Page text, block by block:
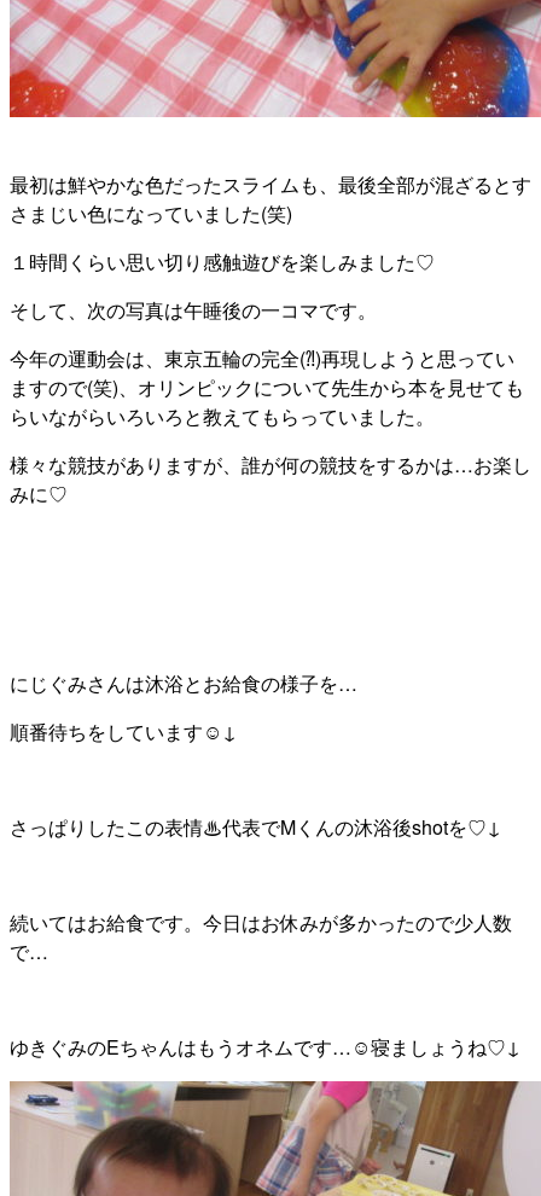
最初は鮮やかな色だったスライムも、最後全部が混ざるとす
さまじい色になっていました(笑)
１時間くらい思い切り感触遊びを楽しみました♡
そして、次の写真は午睡後の一コマです。
今年の運動会は、東京五輪の完全(⁈)再現しようと思ってい
ますので(笑)、オリンピックについて先生から本を見せても
らいながらいろいろと教えてもらっていました。
様々な競技がありますが、誰が何の競技をするかは…お楽し
みに♡
にじぐみさんは沐浴とお給食の様子を…
順番待ちをしています☺↓
さっぱりしたこの表情♨代表でMくんの沐浴後shotを♡↓
続いてはお給食です。今日はお休みが多かったので少人数
で…
ゆきぐみのEちゃんはもうオネムです…☺寝ましょうね♡↓